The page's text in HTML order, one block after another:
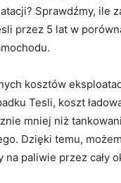
Sprawdźmy, ile
przez ⁢5 lat w
kosztów
Tesli, koszt
mniej ⁣niż
Dzięki temu,
na paliwie przez cały